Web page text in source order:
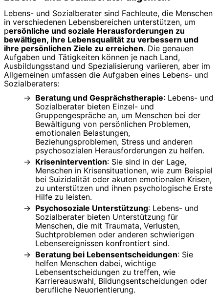
Lebens- und Sozialberater sind Fachleute, die Menschen
in verschiedenen Lebensbereichen unterstützen, um
persönliche und soziale Herausforderungen zu
bewältigen, ihre Lebensqualität zu verbessern und
ihre persönlichen Ziele zu erreichen. Die genauen
Aufgaben und Tätigkeiten können je nach Land,
Ausbildungsstand und Spezialisierung variieren, aber im
Allgemeinen umfassen die Aufgaben eines Lebens- und
Sozialberaters:
Beratung und Gesprächstherapie: Lebens- und
Sozialberater bieten Einzel- und
Gruppengespräche an, um Menschen bei der
Bewältigung von persönlichen Problemen,
emotionalen Belastungen,
Beziehungsproblemen, Stress und anderen
psychosozialen Herausforderungen zu helfen.
Krisenintervention: Sie sind in der Lage,
Menschen in Krisensituationen, wie zum Beispiel
bei Suizidalität oder akuten emotionalen Krisen,
zu unterstützen und ihnen psychologische Erste
Hilfe zu leisten.
Psychosoziale Unterstützung: Lebens- und
Sozialberater bieten Unterstützung für
Menschen, die mit Traumata, Verlusten,
Suchtproblemen oder anderen schwierigen
Lebensereignissen konfrontiert sind.
Beratung bei Lebensentscheidungen: Sie
helfen Menschen dabei, wichtige
Lebensentscheidungen zu treffen, wie
Karriereauswahl, Bildungsentscheidungen oder
berufliche Neuorientierung.